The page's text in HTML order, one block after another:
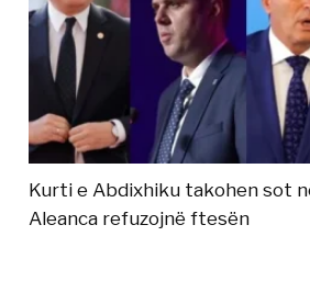
Kurti e Abdixhiku takohen sot
Aleanca refuzojnë ftesën